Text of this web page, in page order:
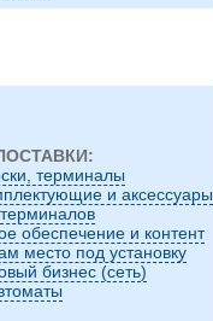
терминалы
и аксессуары
обеспечение и контент
место под установку
бизнес (сеть)